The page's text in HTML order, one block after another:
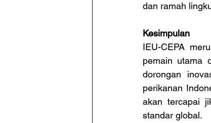
dan ramah
Kesimpulan
IEU-CEPA
pemain utama
dorongan
perikanan
akan tercapai
standar global.